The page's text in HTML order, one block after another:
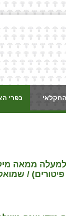
כפרי
ממאה